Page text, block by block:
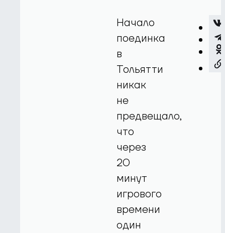
Начало
поединка
в
Тольятти
никак
не
предвещало,
что
через
20
минут
игрового
времени
один